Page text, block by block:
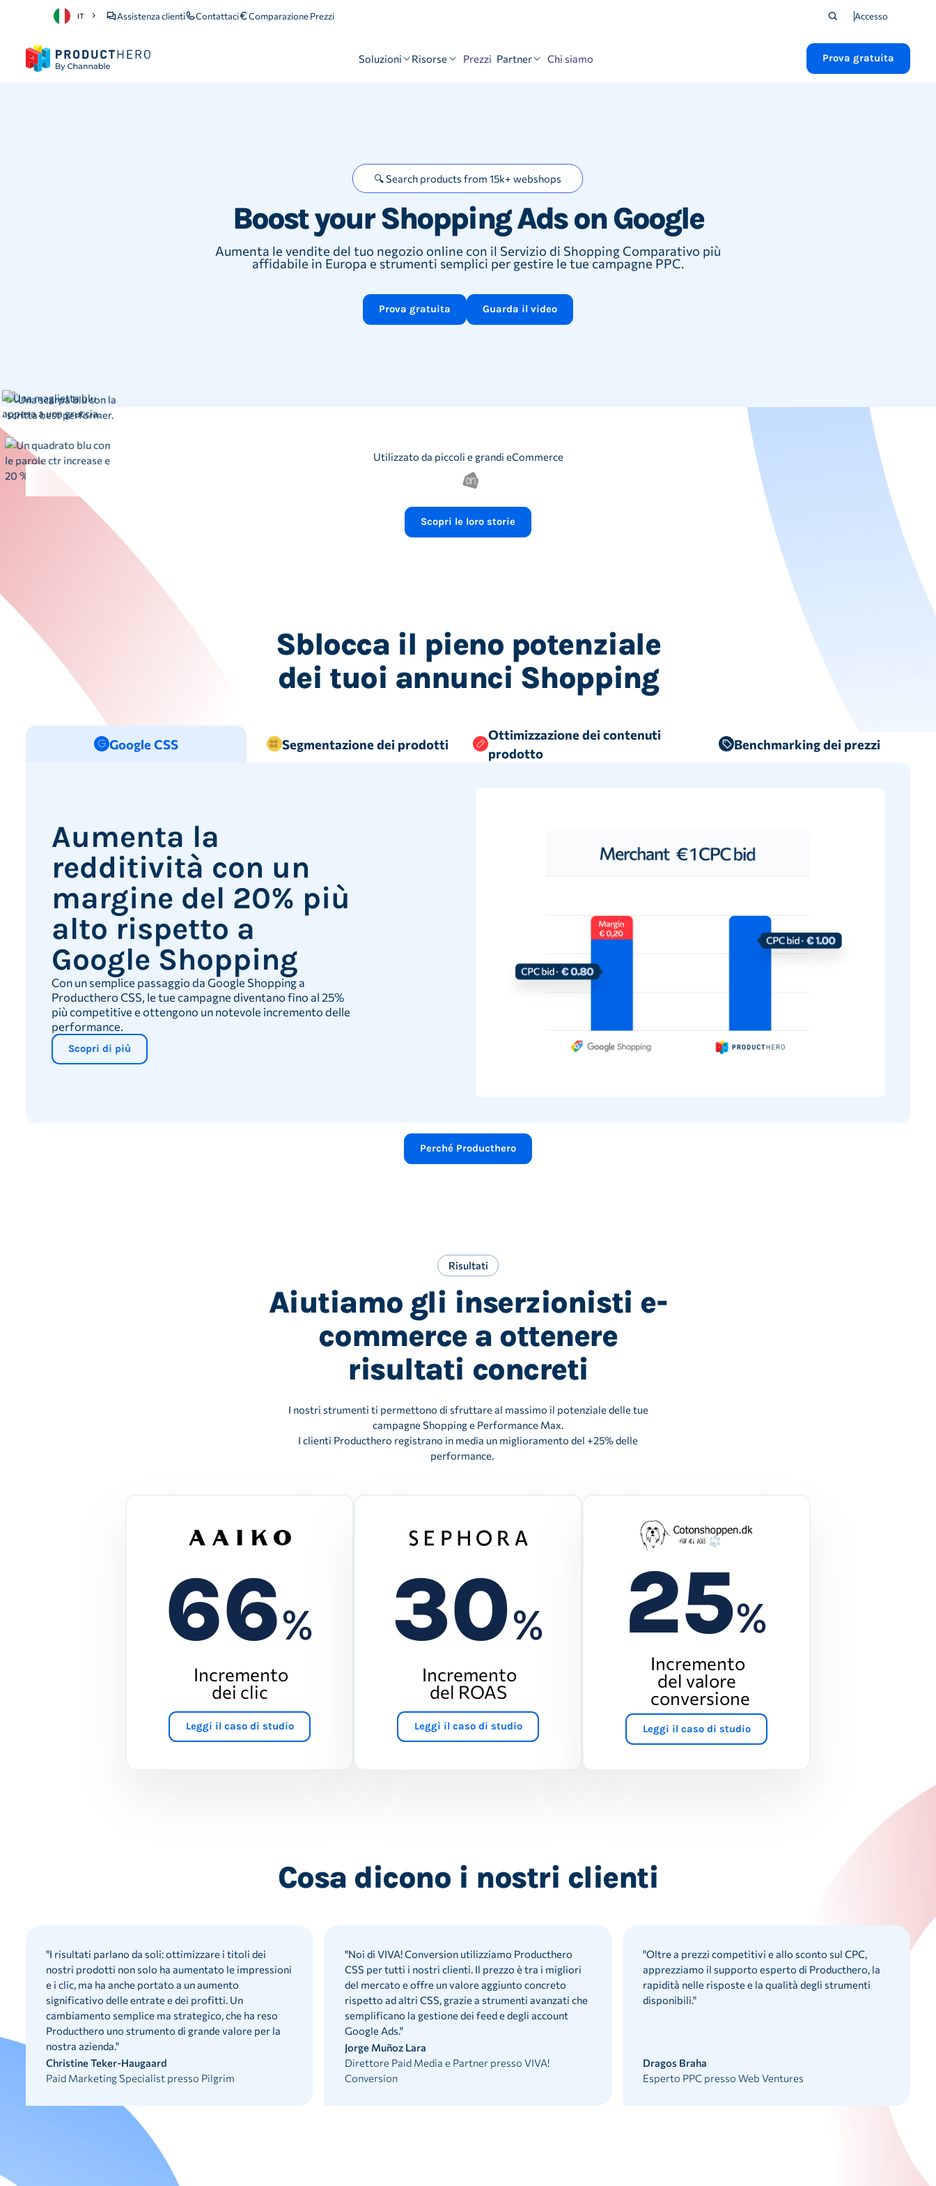
IT Assistenza clienti Contattaci Comparazione Prezzi Accesso
Soluzioni Risorse Prezzi Partner Chi siamo Prova gratuita
🔍 Search products from 15k+ webshops
Boost your Shopping Ads on Google
Aumenta le vendite del tuo negozio online con il Servizio di Shopping Comparativo più
affidabile in Europa e strumenti semplici per gestire le tue campagne PPC.
Prova gratuita Guarda il video
Utilizzato da piccoli e grandi eCommerce
Scopri le loro storie
Sblocca il pieno potenziale
dei tuoi annunci Shopping
Google CSS Segmentazione dei prodotti
Ottimizzazione dei contenuti
prodotto
Benchmarking dei prezzi
Aumenta la
redditività con un
margine del 20% più
alto rispetto a
Google Shopping
Con un semplice passaggio da Google Shopping a
Producthero CSS, le tue campagne diventano fino al 25%
più competitive e ottengono un notevole incremento delle
performance.
Scopri di più
Perché Producthero
Risultati
Aiutiamo gli inserzionisti e-
commerce a ottenere
risultati concreti
I nostri strumenti ti permettono di sfruttare al massimo il potenziale delle tue
campagne Shopping e Performance Max.
I clienti Producthero registrano in media un miglioramento del +25% delle
performance.
66%
Incremento
dei clic
Leggi il caso di studio
30%
Incremento
del ROAS
Leggi il caso di studio
25%
Incremento
del valore
conversione
Leggi il caso di studio
Cosa dicono i nostri clienti
"I risultati parlano da soli: ottimizzare i titoli dei
nostri prodotti non solo ha aumentato le impressioni
e i clic, ma ha anche portato a un aumento
significativo delle entrate e dei profitti. Un
cambiamento semplice ma strategico, che ha reso
Producthero uno strumento di grande valore per la
nostra azienda."
Christine Teker-Haugaard
Paid Marketing Specialist presso Pilgrim
"Noi di VIVA! Conversion utilizziamo Producthero
CSS per tutti i nostri clienti. Il prezzo è tra i migliori
del mercato e offre un valore aggiunto concreto
rispetto ad altri CSS, grazie a strumenti avanzati che
semplificano la gestione dei feed e degli account
Google Ads."
Jorge Muñoz Lara
Direttore Paid Media e Partner presso VIVA!
Conversion
"Oltre a prezzi competitivi e allo sconto sul CPC,
apprezziamo il supporto esperto di Producthero, la
rapidità nelle risposte e la qualità degli strumenti
disponibili."
Dragos Braha
Esperto PPC presso Web Ventures